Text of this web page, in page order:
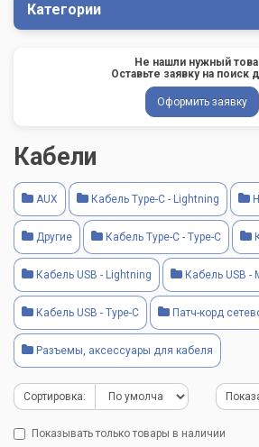
Категории
Не нашли нужный
Оставьте заявку на поиск
Оформить заявку
Кабели
AUX Кабель Type-C - Lightning
Другие Кабель Type-C - Type-C
Кабель USB - Lightning Кабель USB -
Кабель USB - Type-C Патч-корд
Разъемы, аксессуары для кабеля
Сортировка:
Показывать только товары в наличии